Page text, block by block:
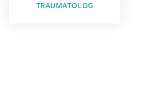
TRAUMATOLOG